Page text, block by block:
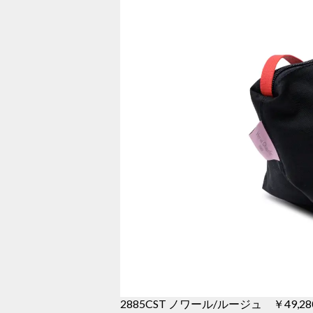
2885CST ノワール/ルージュ ￥